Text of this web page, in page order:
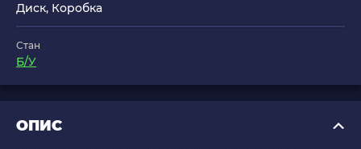
Диск, Коробка
Стан
Б/У
ОПИС